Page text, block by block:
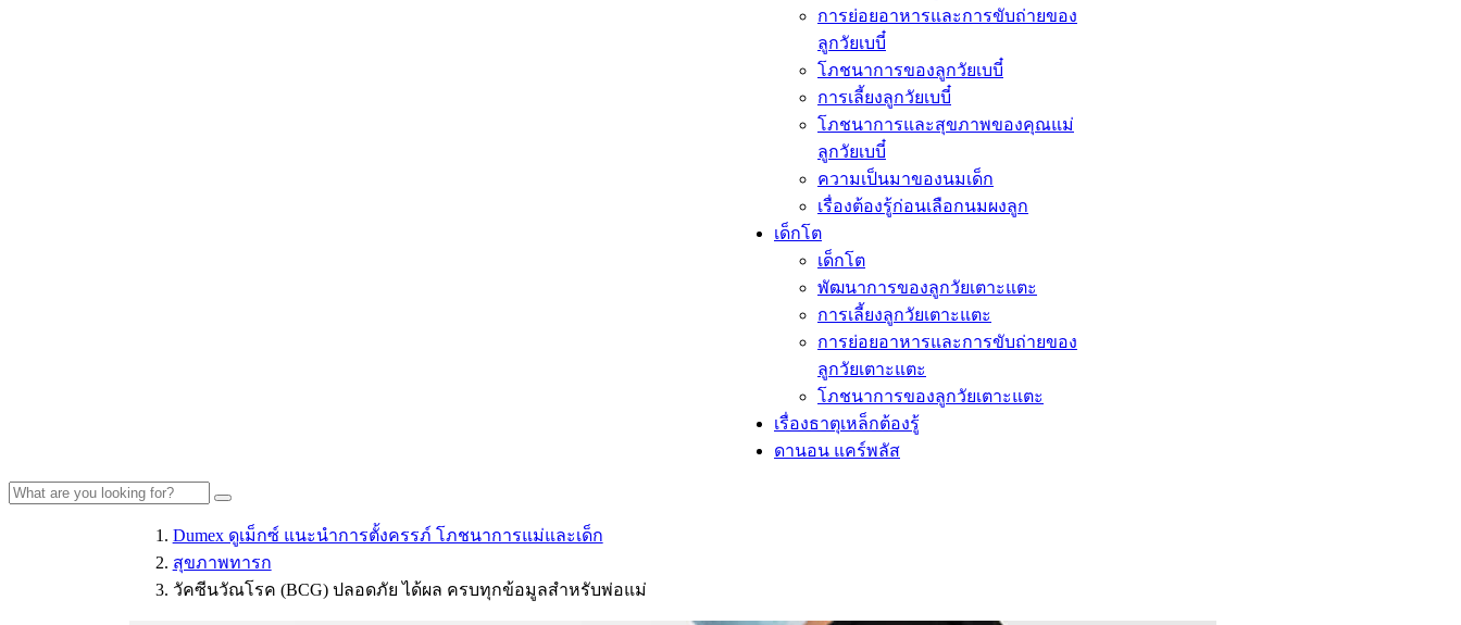
การย่อยอาหารและการขับถ่ายของ
ลูกวัยเบบี๋
โภชนาการของลูกวัยเบบี๋
การเลี้ยงลูกวัยเบบี๋
โภชนาการและสุขภาพของคุณแม่
ลูกวัยเบบี๋
ความเป็นมาของนมเด็ก
เรื่องต้องรู้ก่อนเลือกนมผงลูก​
เด็กโต​
เด็กโต​
พัฒนาการของลูกวัยเตาะแตะ
การเลี้ยงลูกวัยเตาะแตะ
การย่อยอาหารและการขับถ่ายของ
ลูกวัยเตาะแตะ
โภชนาการของลูกวัยเตาะแตะ
เรื่องธาตุเหล็กต้องรู้​
ดานอน แคร์พลัส
Dumex ดูเม็กซ์ แนะนำการตั้งครรภ์ โภชนาการแม่และเด็ก
สุขภาพทารก
วัคซีนวัณโรค (BCG) ปลอดภัย ได้ผล ครบทุกข้อมูลสำหรับพ่อแม่